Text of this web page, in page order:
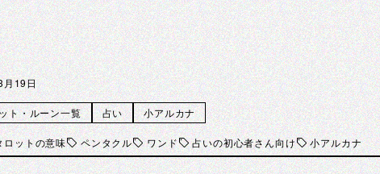
月19日
ト・ルーン一覧 占い 小アルカナ
ロットの意味 ペンタクル ワンド 占いの初心者さん向け 小アルカナ